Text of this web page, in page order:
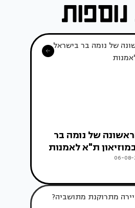
של נומה בר
ת"א לאמנות
06-08-